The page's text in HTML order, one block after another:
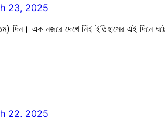
23, 2025
দিন। এক নজরে দেখে নিই ইতিহাসের এই দিনে
22, 2025